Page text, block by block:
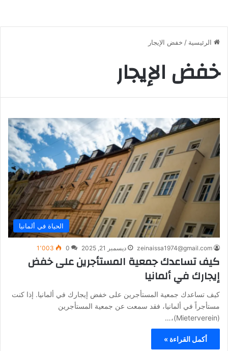
الرئيسية / خفض الإيجار
خفض الإيجار
الحياة في ألمانيا
zeinaissa1974@gmail.com ديسمبر 21, 2025 0 1٬003
كيف تساعدك جمعية المستأجرين على خفض
إيجارك في ألمانيا
كيف تساعدك جمعية المستأجرين على خفض إيجارك في ألمانيا. إذا كنت
مستأجراً في ألمانيا، فقد سمعت عن جمعية المستأجرين
(Mieterverein)،…
أكمل القراءة »